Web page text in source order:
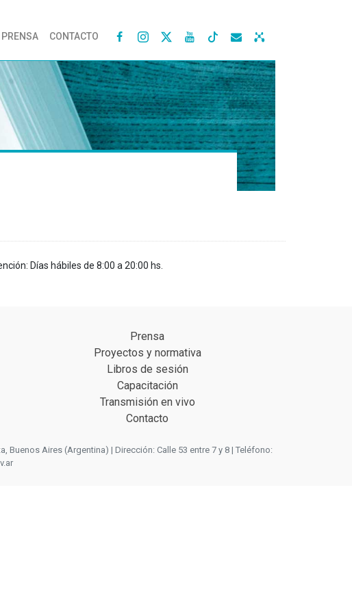
PRENSA CONTACTO    
Días hábiles de 8:00 a 20:00 hs.
Prensa
Proyectos y normativa
Libros de sesión
Capacitación
Transmisión en vivo
Contacto
Aires (Argentina) | Dirección: Calle 53 entre 7 y 8 | Teléfono: